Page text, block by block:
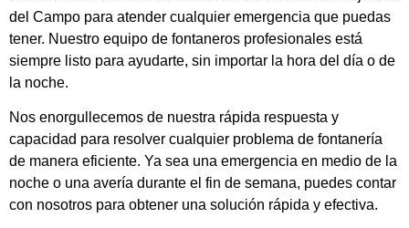
del Campo para atender cualquier emergencia que puedas
tener. Nuestro equipo de fontaneros profesionales está
siempre listo para ayudarte, sin importar la hora del día o de
la noche.
Nos enorgullecemos de nuestra rápida respuesta y
capacidad para resolver cualquier problema de fontanería
de manera eficiente. Ya sea una emergencia en medio de la
noche o una avería durante el fin de semana, puedes contar
con nosotros para obtener una solución rápida y efectiva.